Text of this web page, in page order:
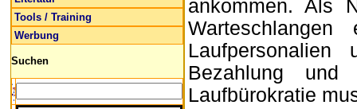
Tools / Training
Werbung
Suchen
ankommen. Als
Bezahlung
Laufbürokratie